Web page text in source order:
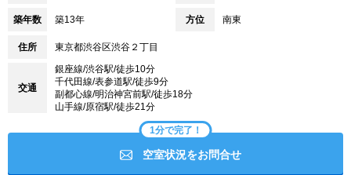
築年数 築13年 方位 南東
住所 東京都渋谷区渋谷２丁目
交通
銀座線/渋谷駅/徒歩10分
千代田線/表参道駅/徒歩9分
副都心線/明治神宮前駅/徒歩18分
山手線/原宿駅/徒歩21分
1分で完了！
空室状況をお問合せ